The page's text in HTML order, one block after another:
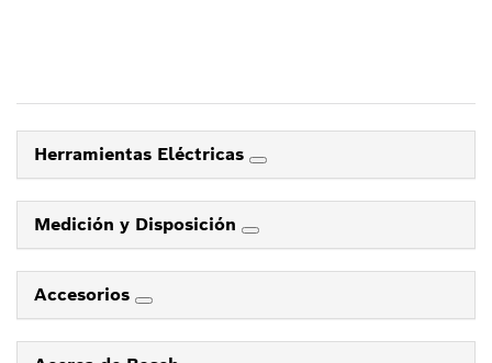
Herramientas Eléctricas
Medición y Disposición
Accesorios